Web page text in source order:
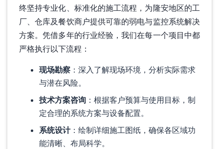
终坚持专业化、标准化的施工流程，为隆安地区的工
厂、仓库及餐饮商户提供可靠的弱电与监控系统解决
方案。凭借多年的行业经验，我们在每一个项目中都
严格执行以下流程：
现场勘察：深入了解现场环境，分析实际需求
与潜在风险。
技术方案咨询：根据客户预算与使用目标，制
定合理的系统方案与设备配置。
系统设计：绘制详细施工图纸，确保各区域功
能清晰、布局科学。